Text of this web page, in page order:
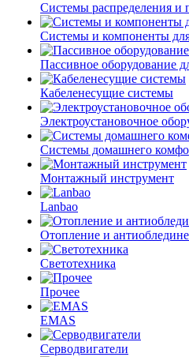
Системы распределения и
Системы и компоненты
Пассивное оборудование
Кабеленесущие системы
Электроустановочное
Системы домашнего
Монтажный инструмент
Lanbao
Отопление и
Светотехника
Прочее
EMAS
Cерводвигатели